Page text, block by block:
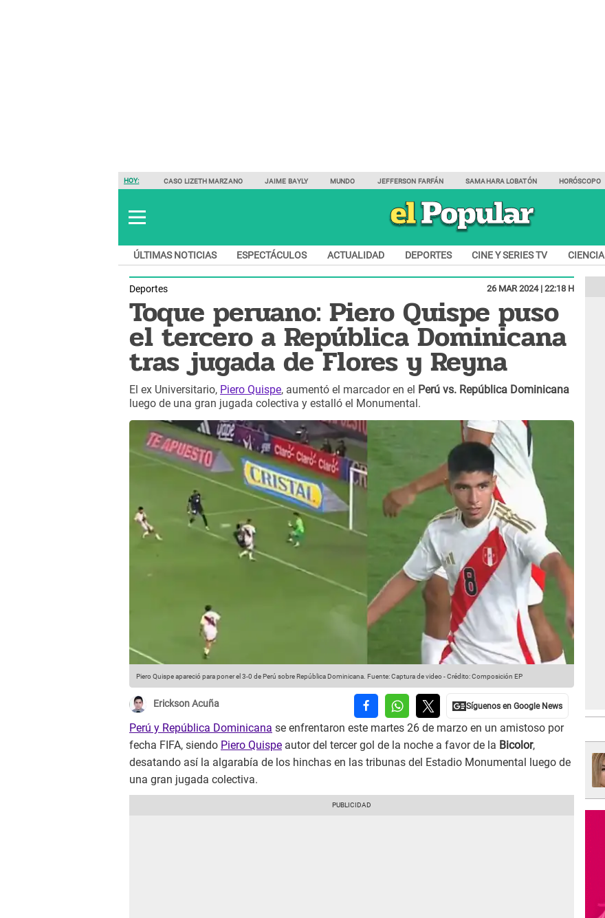
HOY: CASO LIZETH MARZANO JAIME BAYLY MUNDO JEFFERSON FARFÁN SAMAHARA LOBATÓN HORÓSCOPO
ÚLTIMAS NOTICIAS ESPECTÁCULOS ACTUALIDAD DEPORTES CINE Y SERIES TV CIENCIA
Deportes 26 MAR 2024 | 22:18 H
Toque peruano: Piero Quispe puso
el tercero a República Dominicana
tras jugada de Flores y Reyna
El ex Universitario, Piero Quispe, aumentó el marcador en el Perú vs. República Dominicana
luego de una gran jugada colectiva y estalló el Monumental.
Piero Quispe apareció para poner el 3-0 de Perú sobre República Dominicana. Fuente: Captura de video-Crédito: Composición EP
Erickson Acuña
Perú y República Dominicana se enfrentaron este martes 26 de marzo en un amistoso por
fecha FIFA, siendo Piero Quispe autor del tercer gol de la noche a favor de la Bicolor,
desatando así la algarabía de los hinchas en las tribunas del Estadio Monumental luego de
una gran jugada colectiva.